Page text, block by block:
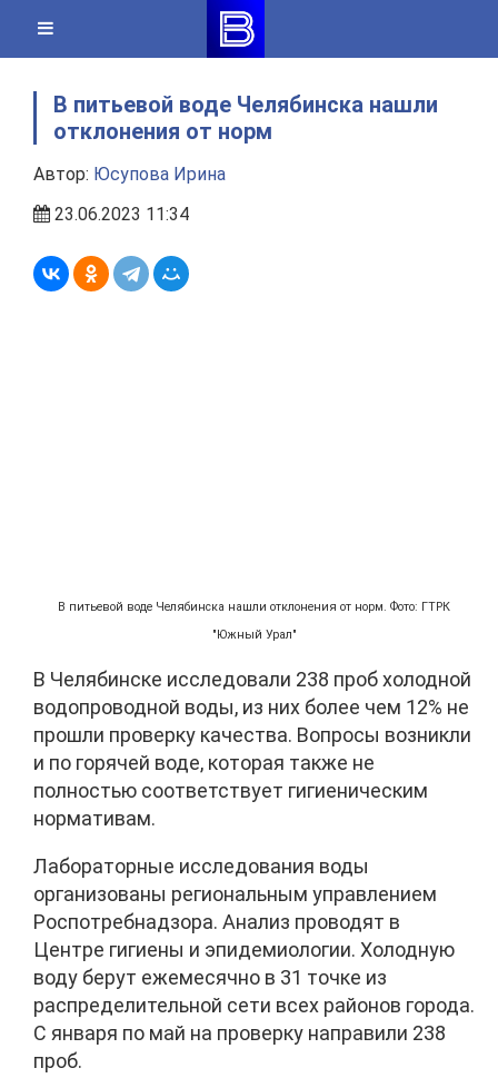
content
В питьевой воде Челябинска нашли
отклонения от норм
Автор: Юсупова Ирина
23.06.2023 11:34
В питьевой воде Челябинска нашли отклонения от норм. Фото: ГТРК
"Южный Урал"
В Челябинске исследовали 238 проб холодной
водопроводной воды, из них более чем 12% не
прошли проверку качества. Вопросы возникли
и по горячей воде, которая также не
полностью соответствует гигиеническим
нормативам.
Лабораторные исследования воды
организованы региональным управлением
Роспотребнадзора. Анализ проводят в
Центре гигиены и эпидемиологии. Холодную
воду берут ежемесячно в 31 точке из
распределительной сети всех районов города.
С января по май на проверку направили 238
проб.